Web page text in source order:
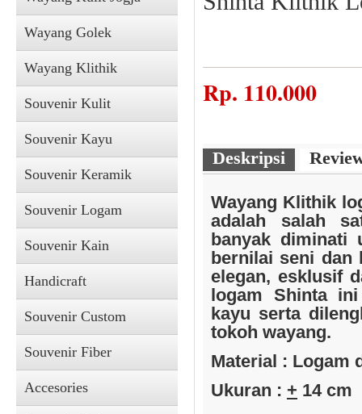
Wayang Golek
Wayang Klithik
Souvenir Kulit
Souvenir Kayu
Souvenir Keramik
Souvenir Logam
Souvenir Kain
Handicraft
Souvenir Custom
Souvenir Fiber
Accesories
Rp. 110.000
Deskripsi
Wayang Klithik
adalah salah
banyak diminati
bernilai seni dan
elegan, esklusif
logam Shinta
kayu serta
tokoh wayang.
Material : Logam
Ukuran : + 14 cm